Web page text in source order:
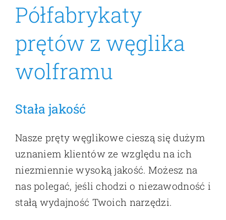
Półfabrykaty
prętów z węglika
wolframu
Stała jakość
Nasze pręty węglikowe cieszą się dużym
uznaniem klientów ze względu na ich
niezmiennie wysoką jakość. Możesz na
nas polegać, jeśli chodzi o niezawodność i
stałą wydajność Twoich narzędzi.